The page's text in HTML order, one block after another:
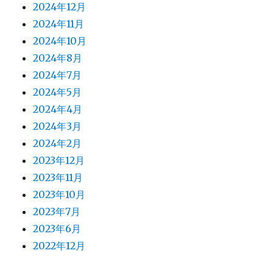
2024年12月
2024年11月
2024年10月
2024年8月
2024年7月
2024年5月
2024年4月
2024年3月
2024年2月
2023年12月
2023年11月
2023年10月
2023年7月
2023年6月
2022年12月